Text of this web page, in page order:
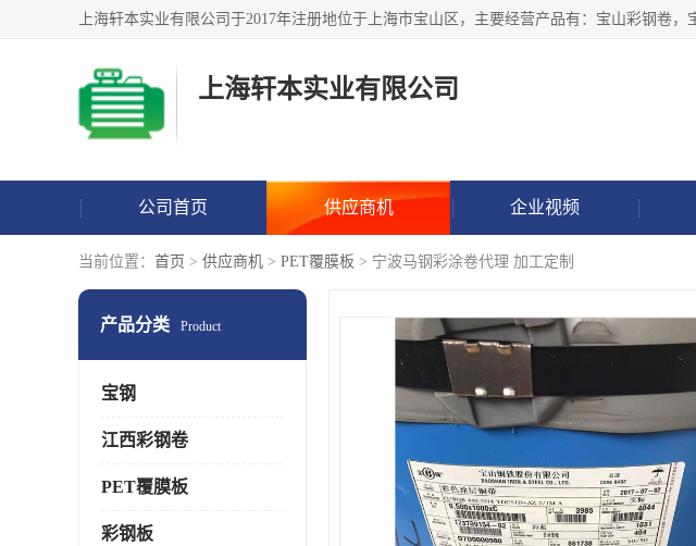
上海轩本实业有限公司
公司首页 供应商机 企业视频
当前位置： 首页 > 供应商机 > PET覆膜板 > 宁波马钢彩涂卷代理 加工定制
产品分类 Product
宝钢
江西彩钢卷
PET覆膜板
彩钢板